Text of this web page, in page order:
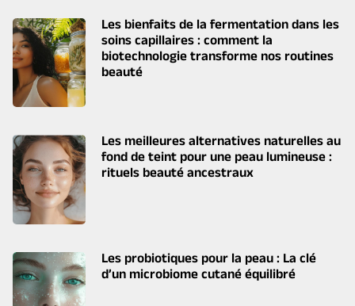
Les bienfaits de la fermentation dans les
soins capillaires : comment la
biotechnologie transforme nos routines
beauté
Les meilleures alternatives naturelles au
fond de teint pour une peau lumineuse :
rituels beauté ancestraux
Les probiotiques pour la peau : La clé
d’un microbiome cutané équilibré